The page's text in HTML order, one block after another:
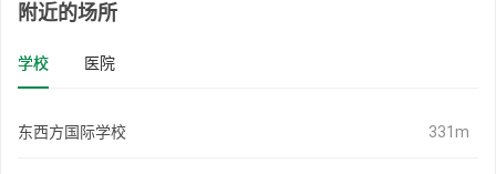
附近的场所
学校 医院
东西方国际学校 331m